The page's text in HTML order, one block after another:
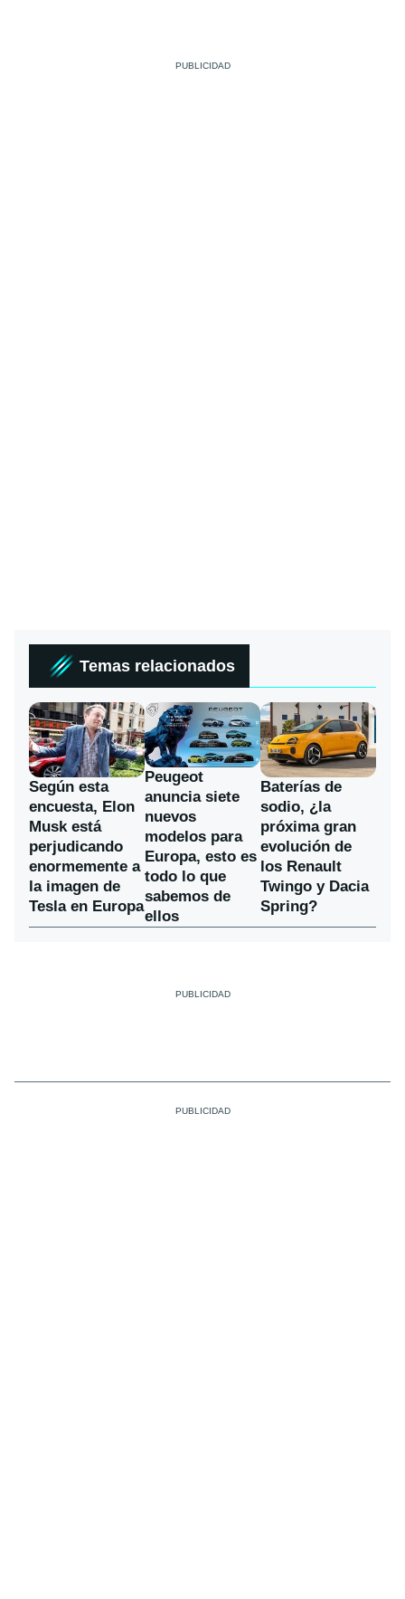
Temas relacionados
Según esta
encuesta, Elon
Musk está
perjudicando
enormemente a
la imagen de
Tesla en Europa
Peugeot
anuncia siete
nuevos
modelos para
Europa, esto es
todo lo que
sabemos de
ellos
Baterías de
sodio, ¿la
próxima gran
evolución de
los Renault
Twingo y Dacia
Spring?